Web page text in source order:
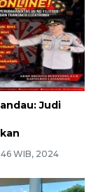
Judi
WIB, 2024